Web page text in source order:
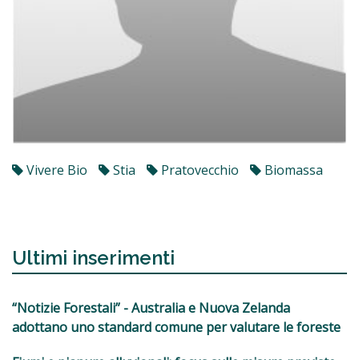
Vivere Bio Stia Pratovecchio Biomassa
Ultimi inserimenti
“Notizie Forestali” - Australia e Nuova Zelanda
adottano uno standard comune per valutare le foreste